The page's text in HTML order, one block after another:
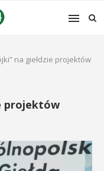
na giełdzie projektów
projektów